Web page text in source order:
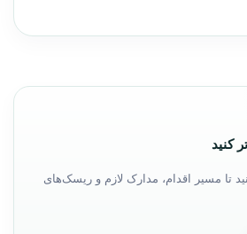
کنید
تا مسیر اقدام، مدارک لازم و ریسک‌های